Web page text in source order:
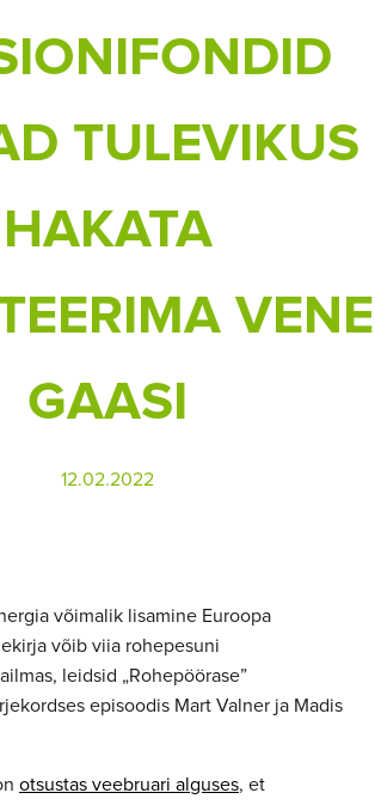
TULEVIKUS
HAKATA
VENE
GAASI
12.02.2022
võimalik lisamine Euroopa
võib viia rohepesuni
leidsid „Rohepöörase”
episoodis Mart Valner ja Madis
otsustas veebruari alguses, et